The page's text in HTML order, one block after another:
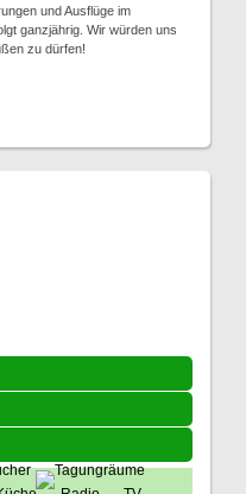
und Ausflüge im
ganzjährig. Wir würden uns
zu dürfen!